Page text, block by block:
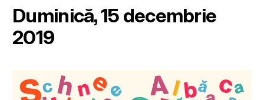
Duminică, 15 decembrie
2019